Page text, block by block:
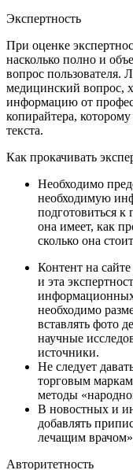
Экспертность
При оценке
насколько полно и
вопрос пользователя.
медицинский вопрос,
информацию от
копирайтера,
текста.
Как прокачивать
Необходимо
необходимую
подготовиться к
она имеет, как
сколько она
Контент на
и эта
информационных
необходимо
вставлять фото
научные
источники.
Не следует
торговым
методы
В новостных и
добавлять
лечащим
Авторитетность